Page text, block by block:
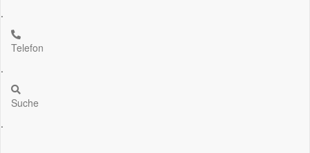
.
Telefon
.
Suche
.